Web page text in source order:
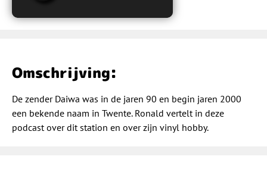
Omschrijving:
De zender Daiwa was in de jaren 90 en begin jaren 2000
een bekende naam in Twente. Ronald vertelt in deze
podcast over dit station en over zijn vinyl hobby.